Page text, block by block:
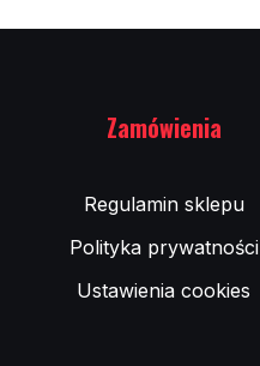
Zamówienia
Regulamin sklepu
Polityka prywatności
Ustawienia cookies